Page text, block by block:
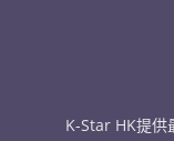
K-Star HK提供